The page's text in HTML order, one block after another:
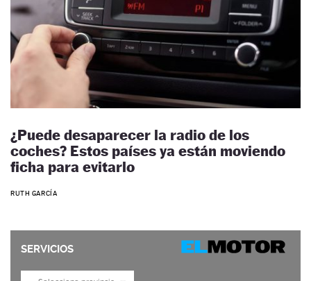
¿Puede desaparecer la radio de los
coches? Estos países ya están moviendo
ficha para evitarlo
RUTH GARCÍA